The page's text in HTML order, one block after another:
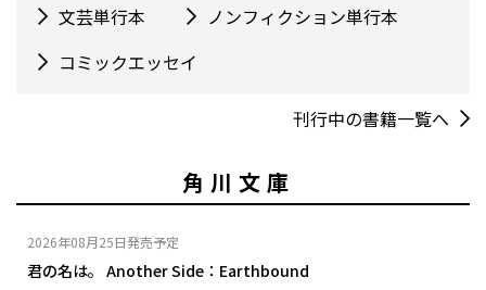
文芸単行本
ノンフィクション単行本
コミックエッセイ
刊行中の書籍一覧へ
角川文庫
2026年08月25日発売予定
君の名は。 Another Side：Earthbound